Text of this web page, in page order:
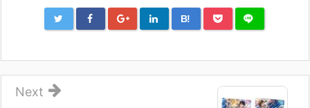
B!
Next